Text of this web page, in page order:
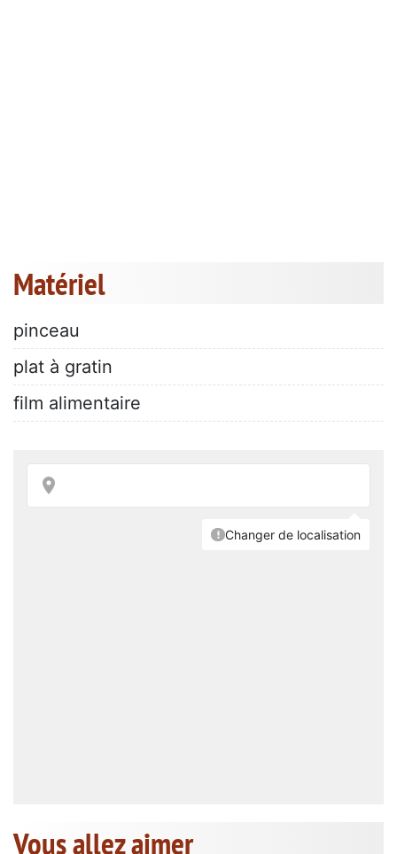
Matériel
pinceau
plat à gratin
film alimentaire
Vous allez aimer